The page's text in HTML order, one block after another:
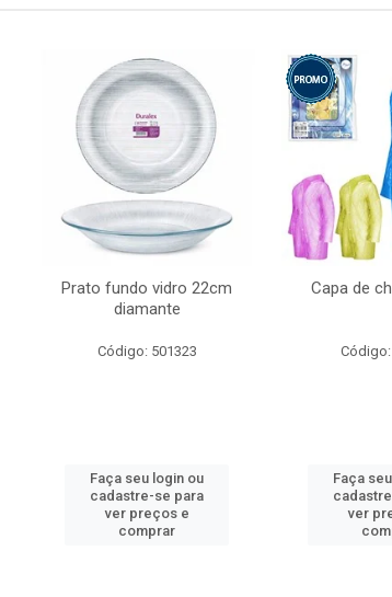
Prato fundo vidro 22cm
diamante
Código: 501323
Faça seu login ou
cadastre-se para
ver preços e
comprar
Capa de
Faça
ver